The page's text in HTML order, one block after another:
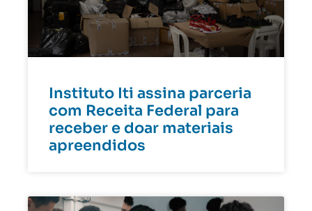
Instituto Iti assina parceria
com Receita Federal para
receber e doar materiais
apreendidos